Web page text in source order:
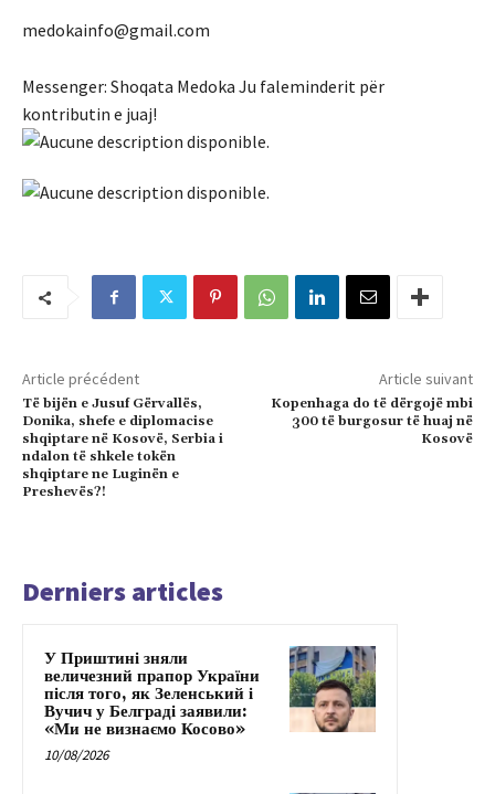
medokainfo@gmail.com
Messenger: Shoqata Medoka Ju faleminderit për
kontributin e juaj!
Article précédent
Të bijën e Jusuf Gërvallës,
Donika, shefe e diplomacise
shqiptare në Kosovë, Serbia i
ndalon të shkele tokën
shqiptare ne Luginën e
Preshevës?!
Article suivant
Kopenhaga do të dërgojë mbi
300 të burgosur të huaj në
Kosovë
Derniers articles
У Приштині зняли
величезний прапор України
після того, як Зеленський і
Вучич у Белграді заявили:
«Ми не визнаємо Косово»
10/08/2026